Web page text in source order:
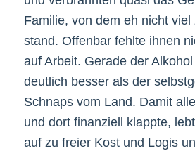
Familie, von dem eh nicht viel
stand. Offenbar fehlte ihnen
auf Arbeit. Gerade der
deutlich besser als der
Schnaps vom Land. Damit
und dort finanziell klappte,
auf zu freier Kost und Logis